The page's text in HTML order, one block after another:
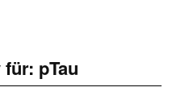
für: pTau